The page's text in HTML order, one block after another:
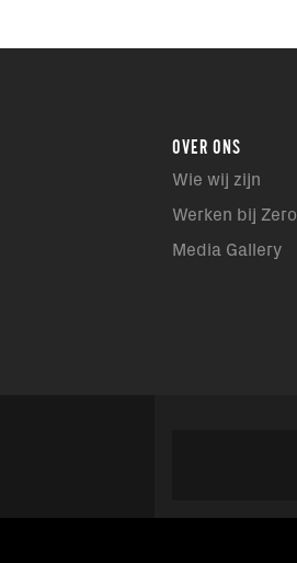
OVER ONS
Wie wij zijn
Werken bij Zero
Media Gallery